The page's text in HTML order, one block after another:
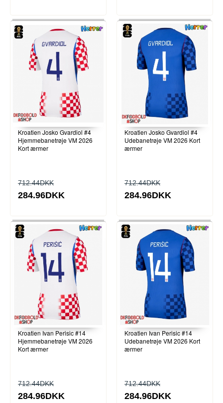
Kroatien Josko Gvardiol #4
Hjemmebanetrøje VM 2026
Kort ærmer
712.44DKK
284.96DKK
Kroatien Josko Gvardiol #4
Udebanetrøje VM 2026 Kort
ærmer
712.44DKK
284.96DKK
Kroatien Ivan Perisic #14
Hjemmebanetrøje VM 2026
Kort ærmer
712.44DKK
284.96DKK
Kroatien Ivan Perisic #14
Udebanetrøje VM 2026 Kort
ærmer
712.44DKK
284.96DKK